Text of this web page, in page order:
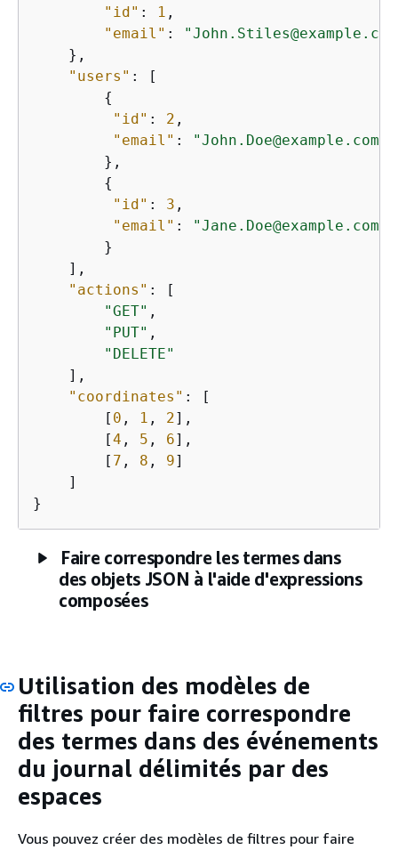
"id" : 1 ,
"email" :
    },
"users" : [
{
"id" : 2 ,
"email" :
"John.Doe@example.com"
        },
{
"id" : 3 ,
"email" :
"Jane.Doe@example.com"
        }
    ],
"actions" : [
"GET" ,
"PUT" ,
"DELETE"
    ],
"coordinates" : [
        [
0 , 1 , 2],
        [
4 , 5 , 6],
        [
7 , 8 , 9]
    ]
}
Faire correspondre les termes dans
des objets JSON à l'aide d'expressions
composées
Utilisation des modèles de
filtres pour faire correspondre
des termes dans des événements
du journal délimités par des
espaces
Vous pouvez créer des modèles de filtres pour faire